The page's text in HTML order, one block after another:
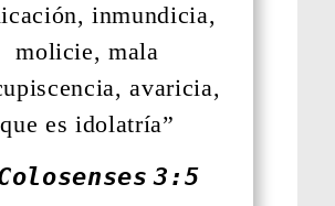
inmundicia,
molicie, mala
avaricia,
que es idolatría”
3:5